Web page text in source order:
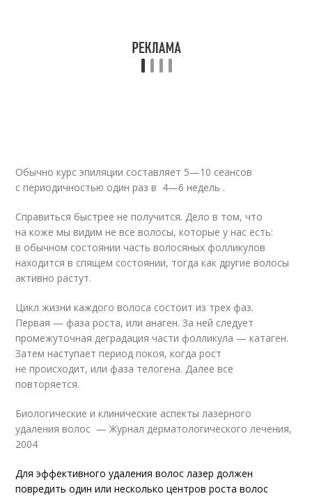
Обычно курс эпиляции составляет 5—10 сеансов
с периодичностью один раз в 4—6 недель .
Справиться быстрее не получится. Дело в том, что
на коже мы видим не все волосы, которые у нас есть:
в обычном состоянии часть волосяных фолликулов
находится в спящем состоянии, тогда как другие волосы
активно растут.
Цикл жизни каждого волоса состоит из трех фаз.
Первая — фаза роста, или анаген. За ней следует
промежуточная деградация части фолликула — катаген.
Затем наступает период покоя, когда рост
не происходит, или фаза телогена. Далее все
повторяется.
Биологические и клинические аспекты лазерного
удаления волос — Журнал дерматологического лечения,
2004
Для эффективного удаления волос лазер должен
повредить один или несколько центров роста волос